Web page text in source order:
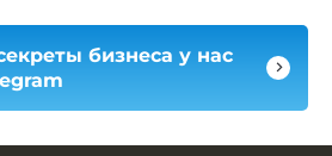
бизнеса у нас